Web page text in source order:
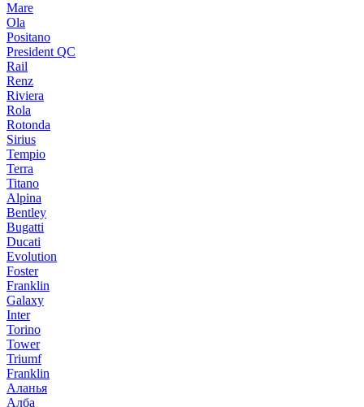
Mare
Ola
Positano
President QC
Rail
Renz
Riviera
Rola
Rotonda
Sirius
Tempio
Terra
Titano
Alpina
Bentley
Bugatti
Ducati
Evolution
Foster
Franklin
Galaxy
Inter
Torino
Tower
Triumf
Franklin
Аланья
Алба